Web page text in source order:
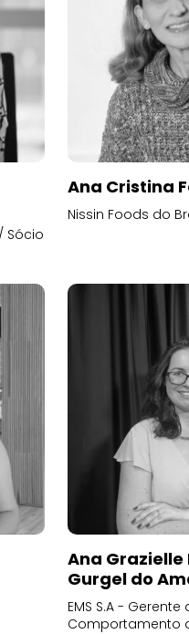
Sócio
Ana Cristina
Nissin Foods do
Ana
Gurgel do
EMS S.A -
Comportamento